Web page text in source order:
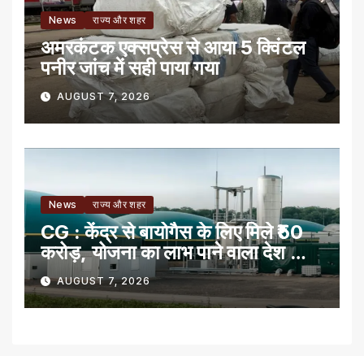
News राज्य और शहर
अमरकंटक एक्सप्रेस से आया 5 क्विंटल
पनीर जांच में सही पाया गया
AUGUST 7, 2026
News राज्य और शहर
CG : केंद्र से बायोगैस के लिए मिले ₹50
करोड़, योजना का लाभ पाने वाला देश का
पहला राज्य
AUGUST 7, 2026